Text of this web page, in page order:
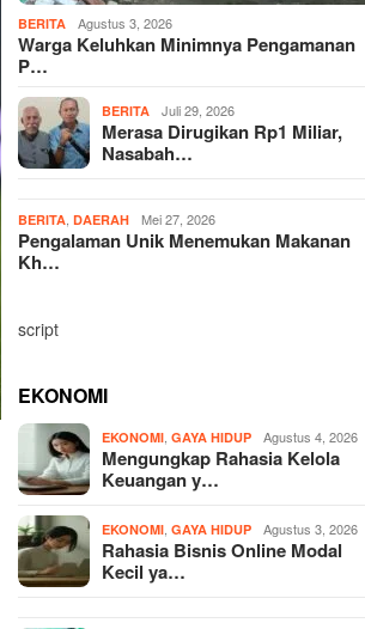
BERITA Agustus 3, 2026
Warga Keluhkan Minimnya Pengamanan
P…
BERITA Juli 29, 2026
Merasa Dirugikan Rp1 Miliar,
Nasabah…
BERITA ,DAERAH Mei 27, 2026
Pengalaman Unik Menemukan Makanan
Kh…
script
EKONOMI
EKONOMI ,GAYA HIDUP Agustus 4, 2026
Mengungkap Rahasia Kelola
Keuangan y…
EKONOMI ,GAYA HIDUP Agustus 3, 2026
Rahasia Bisnis Online Modal
Kecil ya…